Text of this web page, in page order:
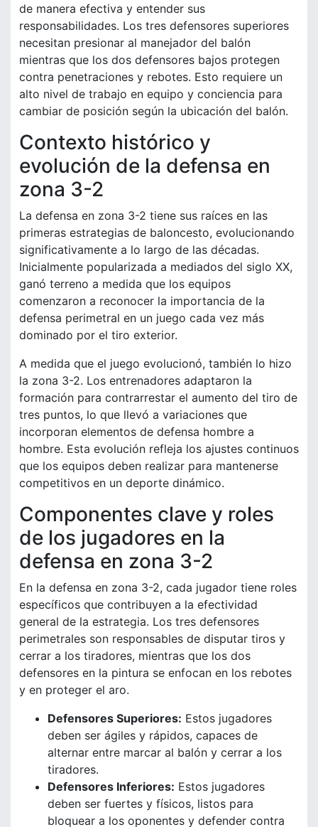
de manera efectiva y entender sus
responsabilidades. Los tres defensores superiores
necesitan presionar al manejador del balón
mientras que los dos defensores bajos protegen
contra penetraciones y rebotes. Esto requiere un
alto nivel de trabajo en equipo y conciencia para
cambiar de posición según la ubicación del balón.
Contexto histórico y
evolución de la defensa en
zona 3-2
La defensa en zona 3-2 tiene sus raíces en las
primeras estrategias de baloncesto, evolucionando
significativamente a lo largo de las décadas.
Inicialmente popularizada a mediados del siglo XX,
ganó terreno a medida que los equipos
comenzaron a reconocer la importancia de la
defensa perimetral en un juego cada vez más
dominado por el tiro exterior.
A medida que el juego evolucionó, también lo hizo
la zona 3-2. Los entrenadores adaptaron la
formación para contrarrestar el aumento del tiro de
tres puntos, lo que llevó a variaciones que
incorporan elementos de defensa hombre a
hombre. Esta evolución refleja los ajustes continuos
que los equipos deben realizar para mantenerse
competitivos en un deporte dinámico.
Componentes clave y roles
de los jugadores en la
defensa en zona 3-2
En la defensa en zona 3-2, cada jugador tiene roles
específicos que contribuyen a la efectividad
general de la estrategia. Los tres defensores
perimetrales son responsables de disputar tiros y
cerrar a los tiradores, mientras que los dos
defensores en la pintura se enfocan en los rebotes
y en proteger el aro.
Defensores Superiores: Estos jugadores
deben ser ágiles y rápidos, capaces de
alternar entre marcar al balón y cerrar a los
tiradores.
Defensores Inferiores: Estos jugadores
deben ser fuertes y físicos, listos para
bloquear a los oponentes y defender contra